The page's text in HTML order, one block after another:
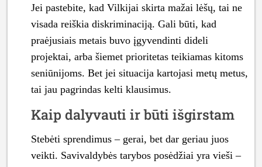
Jei pastebite, kad Vilkijai skirta mažai lėšų, tai ne
visada reiškia diskriminaciją. Gali būti, kad
praėjusiais metais buvo įgyvendinti dideli
projektai, arba šiemet prioritetas teikiamas kitoms
seniūnijoms. Bet jei situacija kartojasi metų metus,
tai jau pagrindas kelti klausimus.
Kaip dalyvauti ir būti išgirstam
Stebėti sprendimus – gerai, bet dar geriau juos
veikti. Savivaldybės tarybos posėdžiai yra vieši –